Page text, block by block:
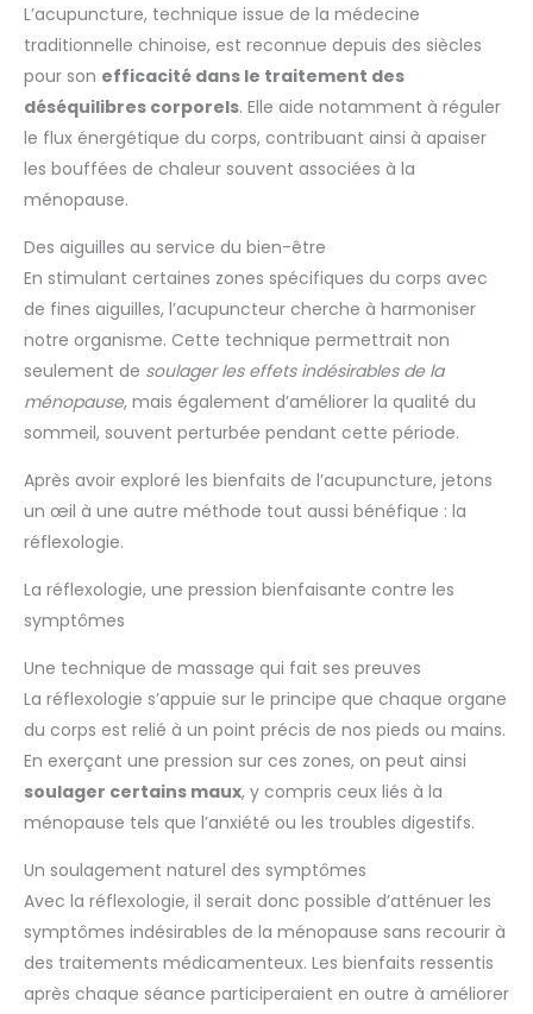
L’acupuncture, technique issue de la médecine
traditionnelle chinoise, est reconnue depuis des siècles
pour son efficacité dans le traitement des
déséquilibres corporels. Elle aide notamment à réguler
le flux énergétique du corps, contribuant ainsi à apaiser
les bouffées de chaleur souvent associées à la
ménopause.
Des aiguilles au service du bien-être
En stimulant certaines zones spécifiques du corps avec
de fines aiguilles, l’acupuncteur cherche à harmoniser
notre organisme. Cette technique permettrait non
seulement de soulager les effets indésirables de la
ménopause, mais également d’améliorer la qualité du
sommeil, souvent perturbée pendant cette période.
Après avoir exploré les bienfaits de l’acupuncture, jetons
un œil à une autre méthode tout aussi bénéfique : la
réflexologie.
La réflexologie, une pression bienfaisante contre les
symptômes
Une technique de massage qui fait ses preuves
La réflexologie s’appuie sur le principe que chaque organe
du corps est relié à un point précis de nos pieds ou mains.
En exerçant une pression sur ces zones, on peut ainsi
soulager certains maux, y compris ceux liés à la
ménopause tels que l’anxiété ou les troubles digestifs.
Un soulagement naturel des symptômes
Avec la réflexologie, il serait donc possible d’atténuer les
symptômes indésirables de la ménopause sans recourir à
des traitements médicamenteux. Les bienfaits ressentis
après chaque séance participeraient en outre à améliorer